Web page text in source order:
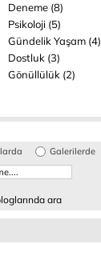
Deneme (8)
Psikoloji (5)
Gündelik Yaşam (4)
Dostluk (3)
Gönüllülük (2)
Galerilerde
ara